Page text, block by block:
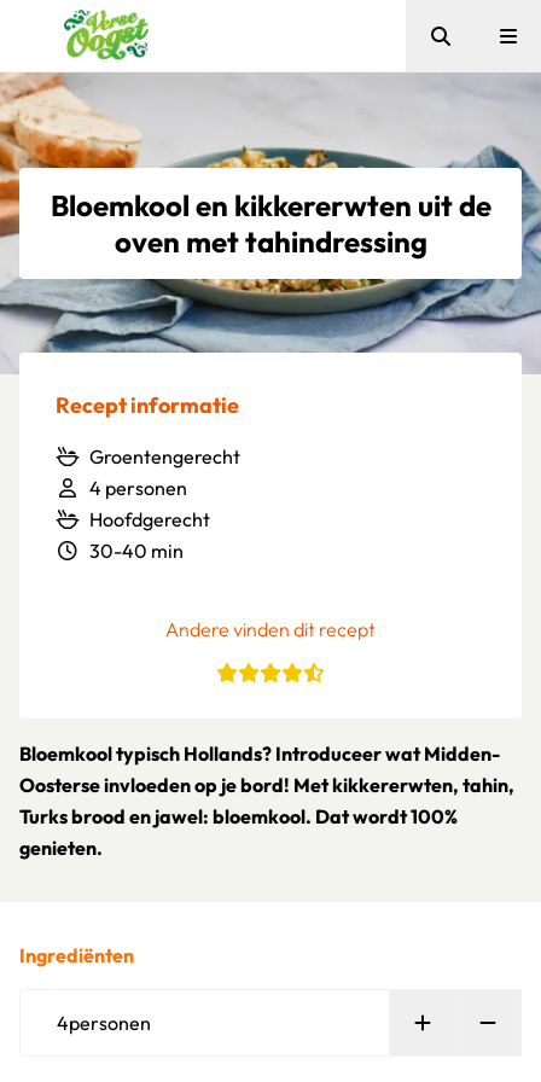
Verse Oogst
Zoeken
Bloemkool en kikkererwten uit de
oven met tahindressing
Recept informatie
Groentengerecht
4 personen
Hoofdgerecht
30-40 min
Andere vinden dit recept
Bloemkool typisch Hollands? Introduceer wat Midden-
Oosterse invloeden op je bord! Met kikkererwten, tahin,
Turks brood en jawel: bloemkool. Dat wordt 100%
genieten.
Ingrediënten
4personen Persoon